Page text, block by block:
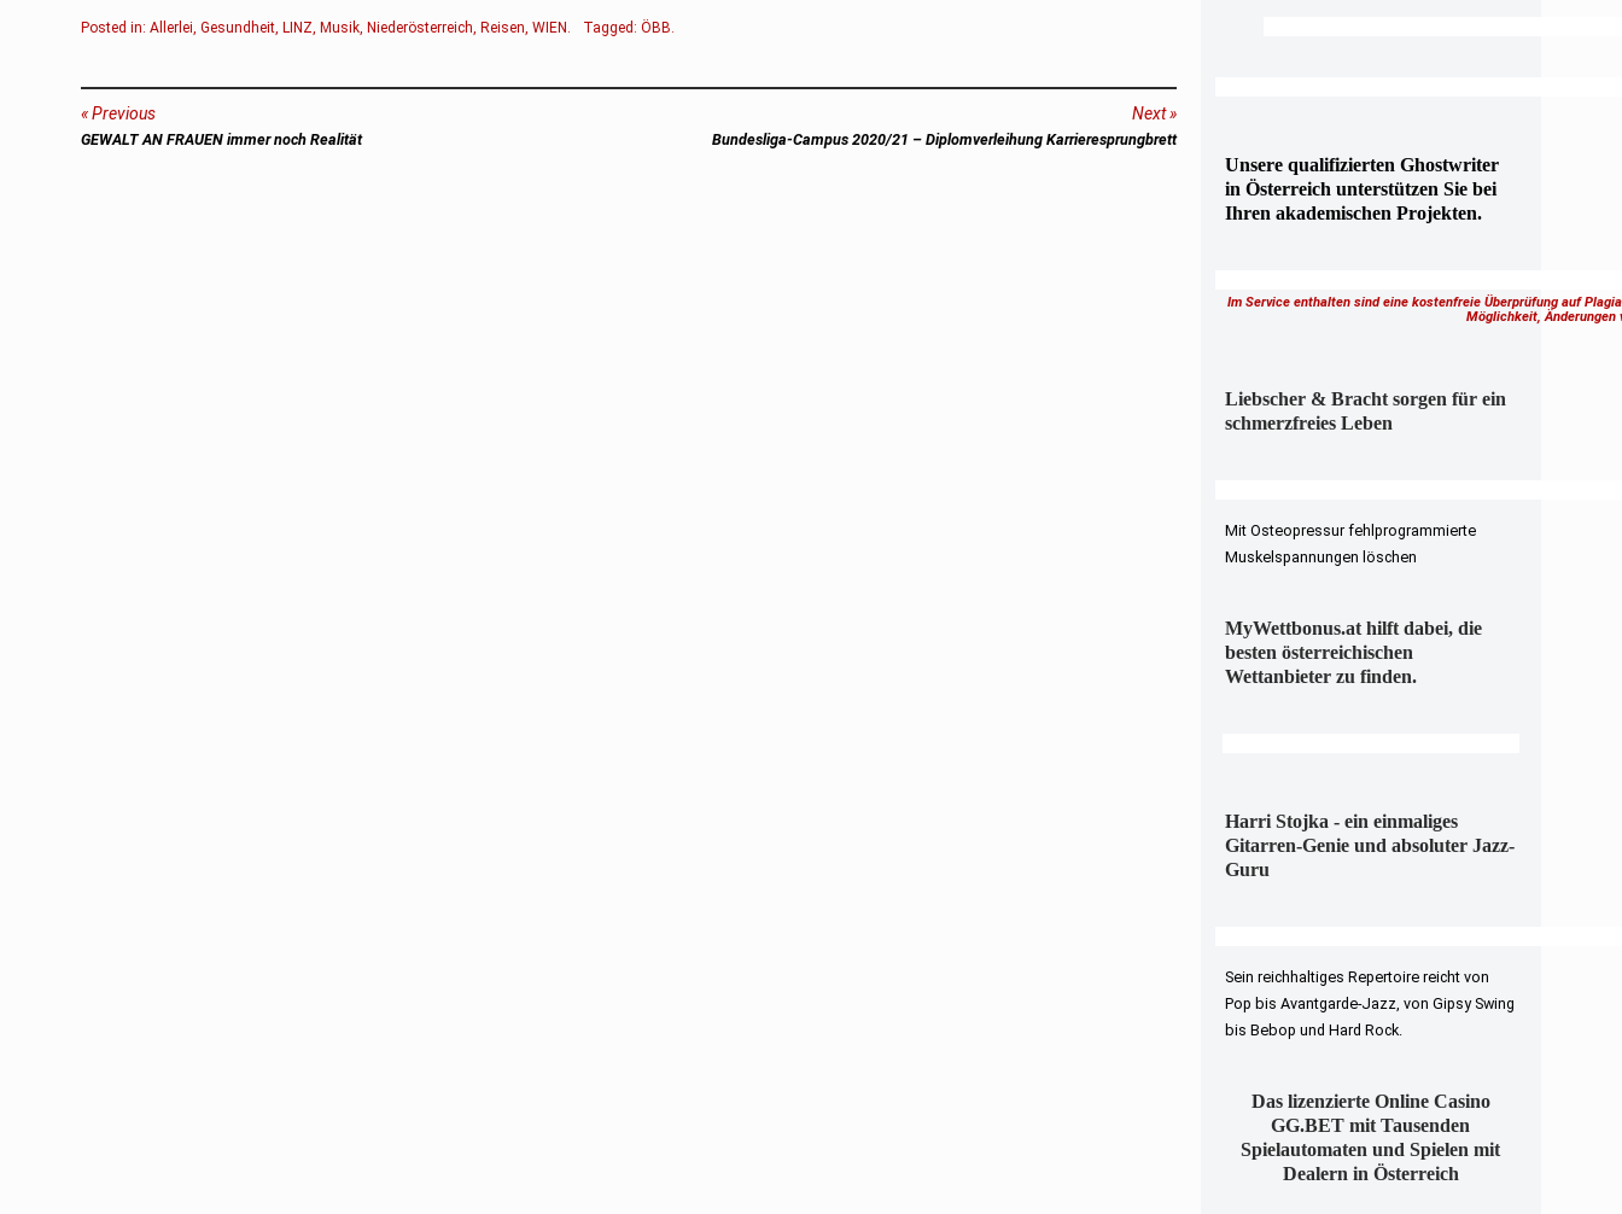
Posted in:Allerlei ,Gesundheit ,LINZ ,Musik ,Niederösterreich ,Reisen ,WIEN Tagged:ÖBB
Beitragsnavigation
Previous
Previous
GEWALT AN FRAUEN immer noch Realität
Next
Next
Bundesliga-Campus 2020/21 – Diplomverleihung Karrieresprungbrett
Unsere qualifizierten Ghostwriter
in Österreich unterstützen Sie bei
Ihren akademischen Projekten.
Im Service enthalten sind eine kostenfreie Überprüfung auf
Möglichkeit,
Liebscher & Bracht sorgen für ein
schmerzfreies Leben
Mit Osteopressur fehlprogrammierte
Muskelspannungen löschen
MyWettbonus.at hilft dabei, die
besten österreichischen
Wettanbieter zu finden.
Harri Stojka - ein einmaliges
Gitarren-Genie und absoluter Jazz-
Guru
Sein reichhaltiges Repertoire reicht von
Pop bis Avantgarde-Jazz, von Gipsy Swing
bis Bebop und Hard Rock.
Das lizenzierte Online Casino
GG.BET mit Tausenden
Spielautomaten und Spielen mit
Dealern in Österreich